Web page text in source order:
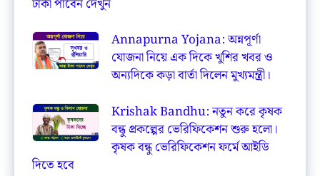
Annapurna Yojana: অন্নপূর্ণা
যোজনা নিয়ে এক দিকে খুশির খবর ও
অন্যদিকে কড়া বার্তা দিলেন মুখ্যমন্ত্রী।
Krishak Bandhu: নতুন করে কৃষক
বন্ধু প্রকল্পের ভেরিফিকেশন শুরু হলো।
কৃষক বন্ধু ভেরিফিকেশন ফর্মে আইডি
দিতে হবে